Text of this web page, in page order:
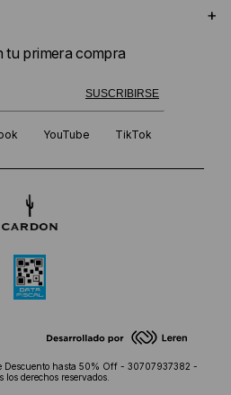
+
tu primera compra
SUSCRIBIRSE
YouTube TikTok
Descuento hasta 50% Off - 30707937382 -
los derechos reservados.